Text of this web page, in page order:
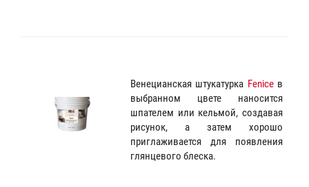
Венецианская штукатурка Feniceв
выбранном цвете наносится
шпателем или кельмой, создавая
рисунок, а затем хорошо
приглаживается для появления
глянцевого блеска.